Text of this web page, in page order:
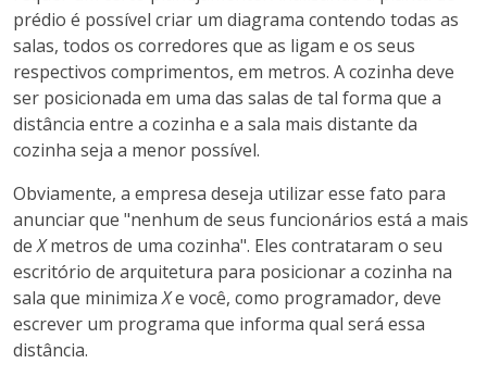
prédio é possível criar um diagrama contendo todas as
salas, todos os corredores que as ligam e os seus
respectivos comprimentos, em metros. A cozinha deve
ser posicionada em uma das salas de tal forma que a
distância entre a cozinha e a sala mais distante da
cozinha seja a menor possível.
Obviamente, a empresa deseja utilizar esse fato para
anunciar que "nenhum de seus funcionários está a mais
deXmetros de uma cozinha". Eles contrataram o seu
escritório de arquitetura para posicionar a cozinha na
sala que minimizaXe você, como programador, deve
escrever um programa que informa qual será essa
distância.